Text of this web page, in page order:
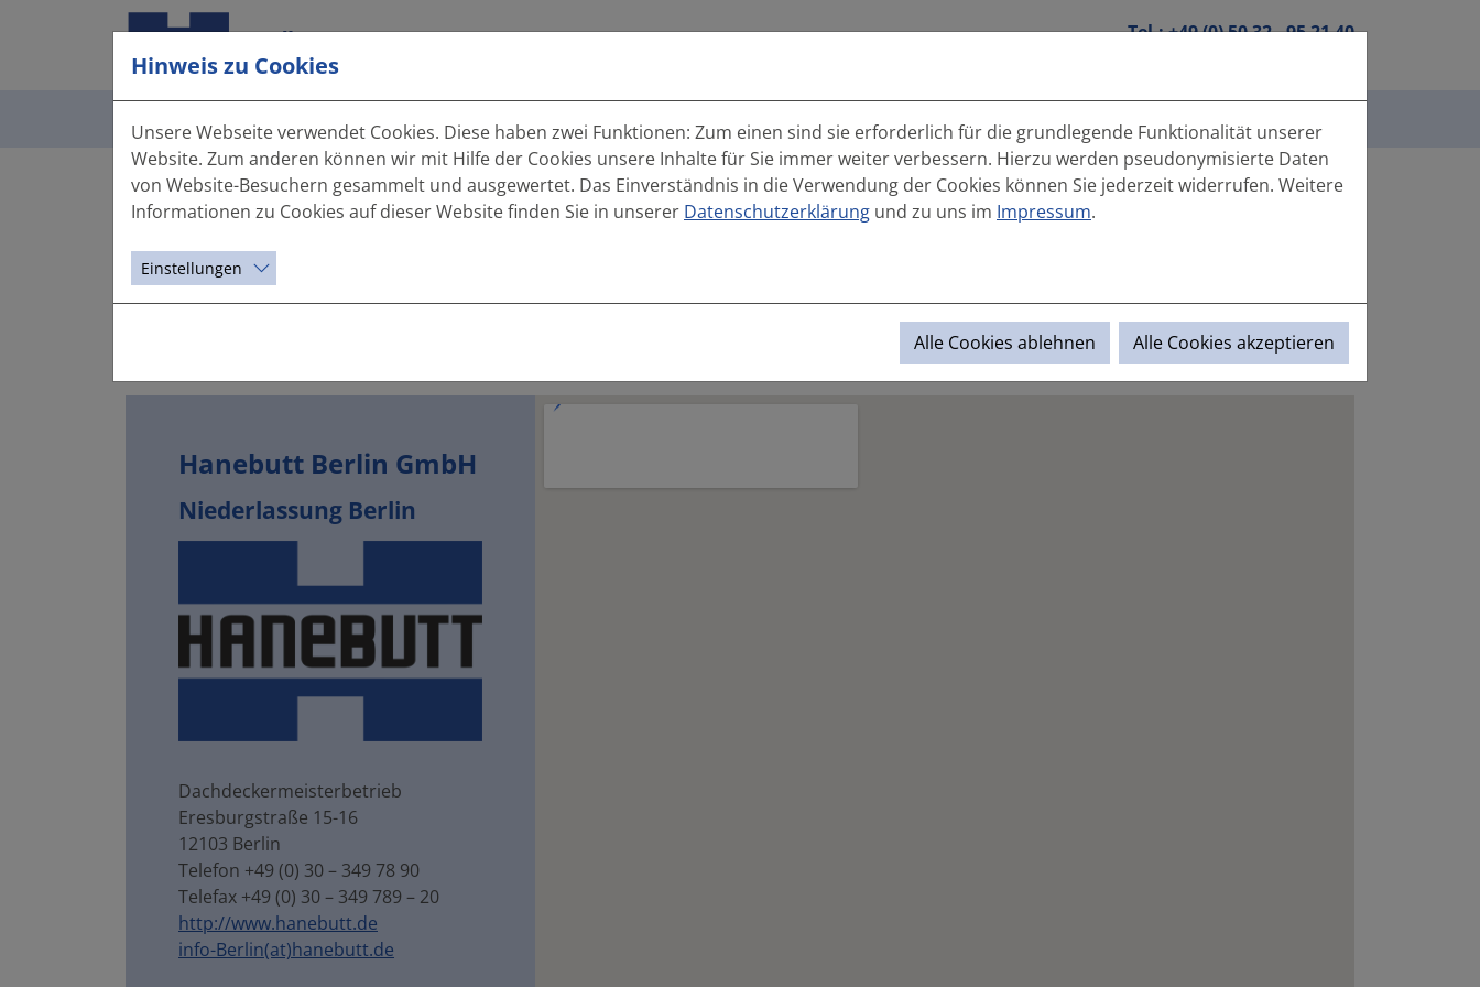
Tel.:+49 (0) 50 32 - 95 21 40
Das sind WIR Leistungen Referenzen Karriere Infoportal Kontakt Anfrageportal
Berlin
Das sind WIR Standorte
Berlin
Hanebutt Berlin GmbH
Niederlassung Berlin
Dachdeckermeisterbetrieb
Eresburgstraße 15-16
12103 Berlin
Telefon +49 (0) 30 – 349 78 90
Telefax +49 (0) 30 – 349 789 – 20
http://www.hanebutt.de
info-Berlin(at)hanebutt.de
Hinweis zu Cookies
Unsere Webseite verwendet Cookies. Diese haben zwei Funktionen: Zum einen sind sie erforderlich für die grundlegende Funktionalität unserer
Website. Zum anderen können wir mit Hilfe der Cookies unsere Inhalte für Sie immer weiter verbessern. Hierzu werden pseudonymisierte Daten
von Website-Besuchern gesammelt und ausgewertet. Das Einverständnis in die Verwendung der Cookies können Sie jederzeit widerrufen. Weitere
Informationen zu Cookies auf dieser Website finden Sie in unserer Datenschutzerklärung und zu uns im Impressum.
Einstellungen
Alle Cookies ablehnen Alle Cookies akzeptieren